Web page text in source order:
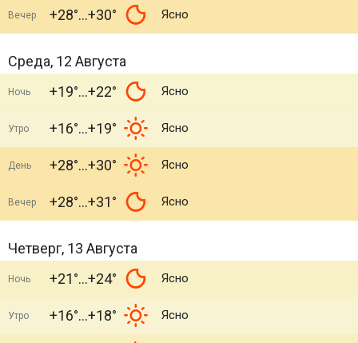
Вечер +28° +30° Ясно
Среда, 12 Августа
Ночь +19° +22° Ясно
Утро +16° +19° Ясно
День +28° +30° Ясно
Вечер +28° +31° Ясно
Четверг, 13 Августа
Ночь +21° +24° Ясно
Утро +16° +18° Ясно